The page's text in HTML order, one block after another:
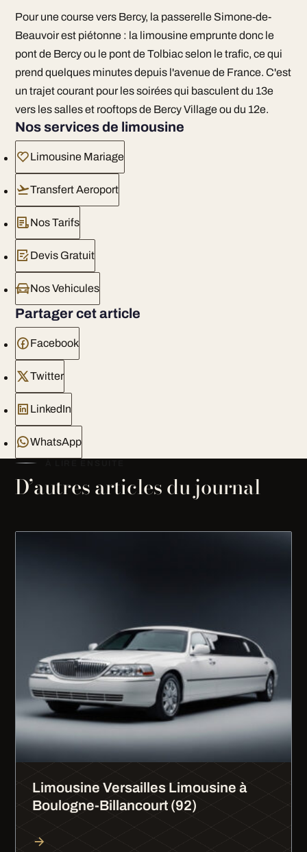
Pour une course vers Bercy, la passerelle Simone-de-
Beauvoir est piétonne : la limousine emprunte donc le
pont de Bercy ou le pont de Tolbiac selon le trafic, ce qui
prend quelques minutes depuis l'avenue de France. C'est
un trajet courant pour les soirées qui basculent du 13e
vers les salles et rooftops de Bercy Village ou du 12e.
Nos services de limousine
Limousine Mariage
Transfert Aeroport
Nos Tarifs
Devis Gratuit
Nos Vehicules
Partager cet article
Facebook
Twitter
LinkedIn
WhatsApp
D’autres articles du journal
Limousine Versailles Limousine à
Boulogne-Billancourt (92)